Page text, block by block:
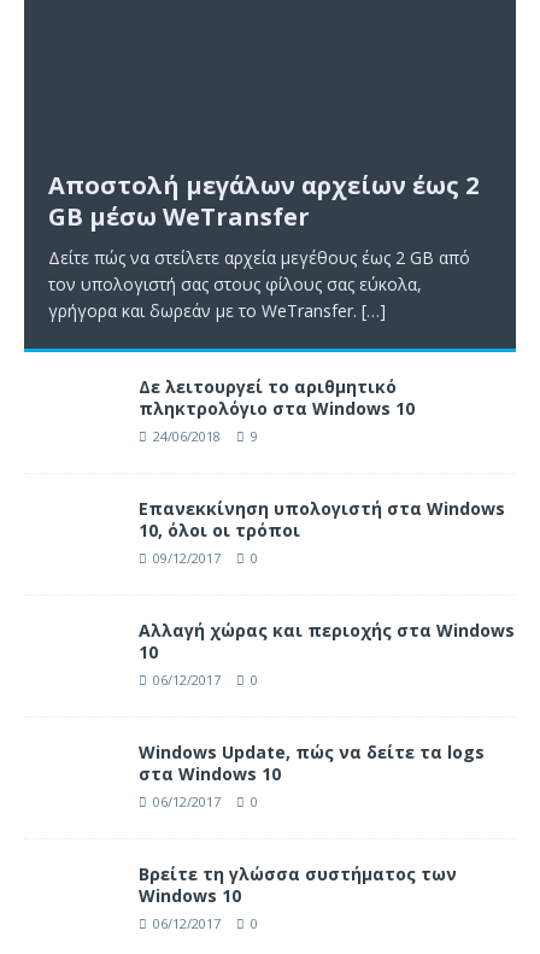
Αποστολή μεγάλων αρχείων έως 2
GB μέσω WeTransfer
Δείτε πώς να στείλετε αρχεία μεγέθους έως 2 GB από
τον υπολογιστή σας στους φίλους σας εύκολα,
γρήγορα και δωρεάν με το WeTransfer. […]
Δε λειτουργεί το αριθμητικό
πληκτρολόγιο στα Windows 10
24/06/2018 9
Επανεκκίνηση υπολογιστή στα Windows
10, όλοι οι τρόποι
09/12/2017 0
Αλλαγή χώρας και περιοχής στα Windows
10
06/12/2017 0
Windows Update, πώς να δείτε τα logs
στα Windows 10
06/12/2017 0
Βρείτε τη γλώσσα συστήματος των
Windows 10
06/12/2017 0